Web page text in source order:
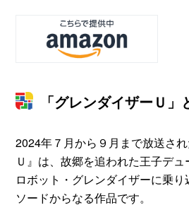
「グレンダイザーＵ」
2024年７月から９月まで放送さ
Ｕ』は、故郷を追われた王子デ
ロボット・グレンダイザーに乗
ソードからなる作品です。